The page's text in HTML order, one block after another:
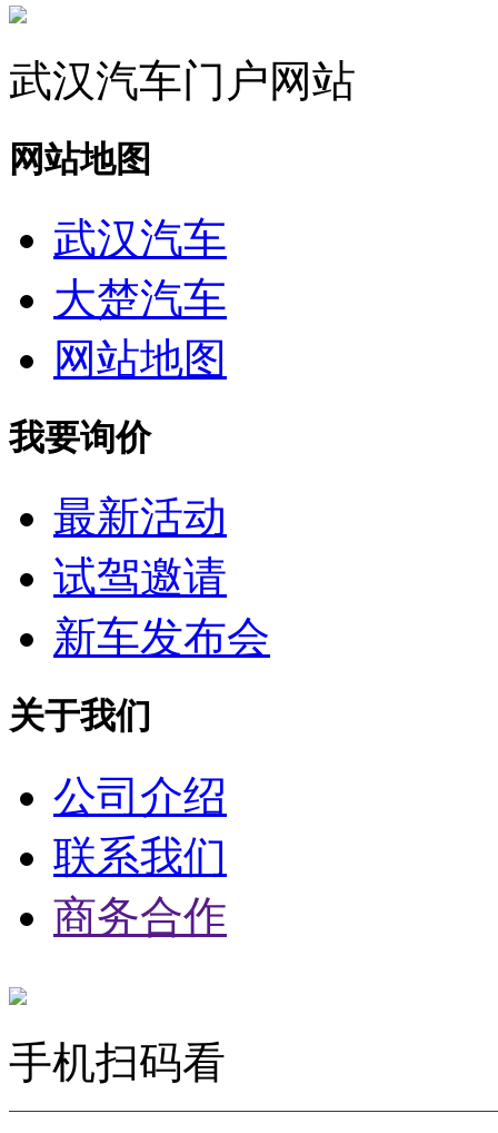
武汉汽车门户网站
网站地图
武汉汽车
大楚汽车
网站地图
我要询价
最新活动
试驾邀请
新车发布会
关于我们
公司介绍
联系我们
商务合作
手机扫码看